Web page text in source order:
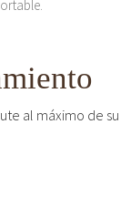
al máximo de su